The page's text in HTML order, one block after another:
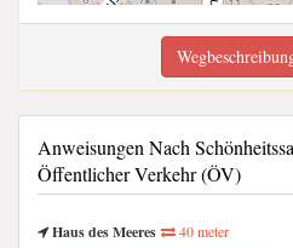
Anweisungen Nach
Öffentlicher Verkehr (ÖV)
Haus des Meeres 40 meter